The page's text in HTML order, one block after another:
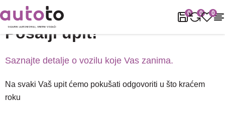
0 0 0
Naslovnica Podrška
Pošalji upit!
Saznajte detalje o vozilu koje Vas zanima.
Na svaki Vaš upit ćemo pokušati odgovoriti u što kraćem
roku